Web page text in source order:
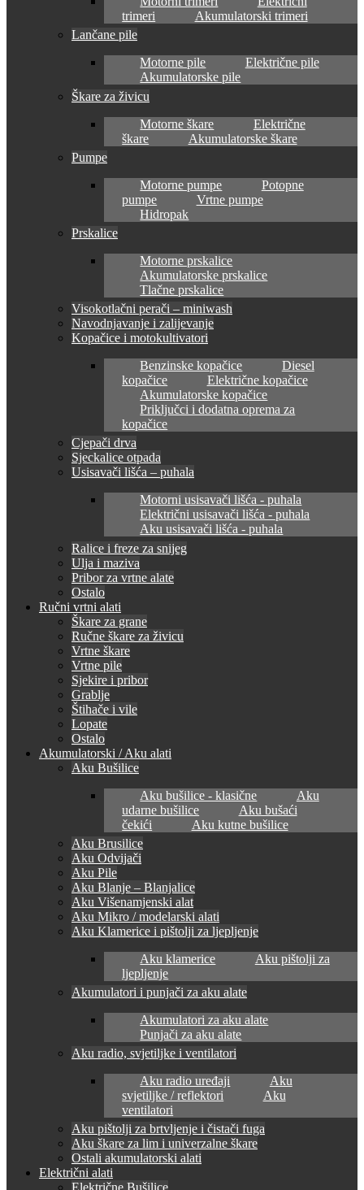
trimeri
Akumulatorski trimeri
Lančane pile
Motorne pile
Električne pile
Akumulatorske pile
Škare za živicu
Motorne škare
Električne
škare
Akumulatorske škare
Pumpe
Motorne pumpe
Potopne
pumpe
Vrtne pumpe
Hidropak
Prskalice
Motorne prskalice
Akumulatorske prskalice
Tlačne prskalice
Visokotlačni perači – miniwash
Navodnjavanje i zalijevanje
Kopačice i motokultivatori
Benzinske kopačice
Diesel
kopačice
Električne kopačice
Akumulatorske kopačice
Priključci i dodatna oprema za
kopačice
Cjepači drva
Sjeckalice otpada
Usisavači lišća – puhala
Motorni usisavači lišća - puhala
Električni usisavači lišća - puhala
Aku usisavači lišća - puhala
Ralice i freze za snijeg
Ulja i maziva
Pribor za vrtne alate
Ostalo
Ručni vrtni alati
Škare za grane
Ručne škare za živicu
Vrtne škare
Vrtne pile
Sjekire i pribor
Grablje
Štihače i vile
Lopate
Ostalo
Akumulatorski / Aku alati
Aku Bušilice
Aku bušilice - klasične
Aku
udarne bušilice
Aku bušaći
čekići
Aku kutne bušilice
Aku Brusilice
Aku Odvijači
Aku Pile
Aku Blanje – Blanjalice
Aku Višenamjenski alat
Aku Mikro / modelarski alati
Aku Klamerice i pištolji za ljepljenje
Aku klamerice
Aku pištolji za
ljepljenje
Akumulatori i punjači za aku alate
Akumulatori za aku alate
Punjači za aku alate
Aku radio, svjetiljke i ventilatori
Aku radio uređaji
Aku
svjetiljke / reflektori
Aku
ventilatori
Aku pištolji za brtvljenje i čistači fuga
Aku škare za lim i univerzalne škare
Ostali akumulatorski alati
Električni alati